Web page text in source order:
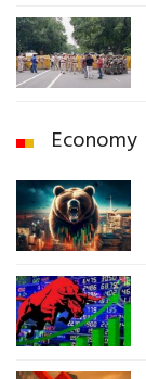
Economy